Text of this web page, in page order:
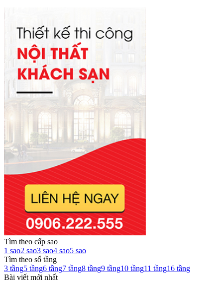
Tìm theo cấp sao
1 sao2 sao3 sao4 sao5 sao
Tìm theo số tầng
3 tầng5 tầng6 tầng7 tầng8 tầng9 tầng10 tầng11 tầng16 tầng
Bài viết mới nhất